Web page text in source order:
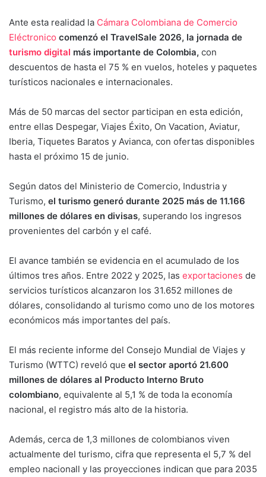
Ante esta realidad la Cámara Colombiana de Comercio
Eléctronico comenzó el TravelSale 2026, la jornada de
turismo digital más importante de Colombia, con
descuentos de hasta el 75 % en vuelos, hoteles y paquetes
turísticos nacionales e internacionales.
Más de 50 marcas del sector participan en esta edición,
entre ellas Despegar, Viajes Éxito, On Vacation, Aviatur,
Iberia, Tiquetes Baratos y Avianca, con ofertas disponibles
hasta el próximo 15 de junio.
Según datos del Ministerio de Comercio, Industria y
Turismo, el turismo generó durante 2025 más de 11.166
millones de dólares en divisas, superando los ingresos
provenientes del carbón y el café.
El avance también se evidencia en el acumulado de los
últimos tres años. Entre 2022 y 2025, las exportaciones de
servicios turísticos alcanzaron los 31.652 millones de
dólares, consolidando al turismo como uno de los motores
económicos más importantes del país.
El más reciente informe del Consejo Mundial de Viajes y
Turismo (WTTC) reveló que el sector aportó 21.600
millones de dólares al Producto Interno Bruto
colombiano, equivalente al 5,1 % de toda la economía
nacional, el registro más alto de la historia.
Además, cerca de 1,3 millones de colombianos viven
actualmente del turismo, cifra que representa el 5,7 % del
empleo nacionall y las proyecciones indican que para 2035